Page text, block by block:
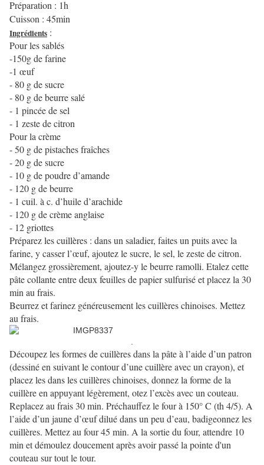
Préparation : 1h
Cuisson : 45min
Ingrédients :
Pour les sablés
-150g de farine
-1 œuf
- 80 g de sucre
- 80 g de beurre salé
- 1 pincée de sel
- 1 zeste de citron
Pour la crème
- 50 g de pistaches fraîches
- 20 g de sucre
- 10 g de poudre d’amande
- 120 g de beurre
- 1 cuil. à c. d’huile d’arachide
- 120 g de crème anglaise
- 12 griottes
Préparez les cuillères : dans un saladier, faites un puits avec la
farine, y casser l’œuf, ajoutez le sucre, le sel, le zeste de citron.
Mélangez grossièrement, ajoutez-y le beurre ramolli. Etalez cette
pâte collante entre deux feuilles de papier sulfurisé et placez la 30
min au frais.
Beurrez et farinez généreusement les cuillères chinoises. Mettez
au frais.
Découpez les formes de cuillères dans la pâte à l’aide d’un patron
(dessiné en suivant le contour d’une cuillère avec un crayon), et
placez les dans les cuillères chinoises, donnez la forme de la
cuillère en appuyant légèrement, otez l’excès avec un couteau.
Replacez au frais 30 min. Préchauffez le four à 150° C (th 4/5). A
l’aide d’un jaune d’œuf dilué dans un peu d’eau, badigeonnez les
cuillères. Mettez au four 45 min. A la sortie du four, attendre 10
min et démoulez doucement après avoir passé la pointe d'un
couteau sur tout le tour.